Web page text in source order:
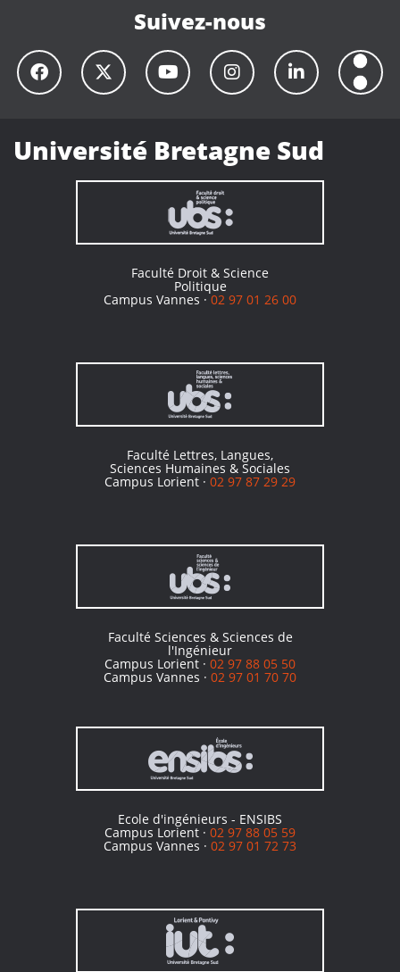
Suivez-nous
Université Bretagne Sud
Faculté Droit & Science
Politique
Campus Vannes ·02 97 01 26 00
Faculté Lettres, Langues,
Sciences Humaines & Sociales
Campus Lorient · 02 97 87 29 29
Faculté Sciences & Sciences de
l'Ingénieur
Campus Lorient · 02 97 88 05 50
Campus Vannes · 02 97 01 70 70
Ecole d'ingénieurs - ENSIBS
Campus Lorient · 02 97 88 05 59
Campus Vannes · 02 97 01 72 73